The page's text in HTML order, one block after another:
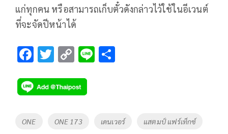
แก่ทุกคน หรือสามารถเก็บตั๋วดังกล่าวไว้ใช้ในอีเวนต์
ที่จะจัดปีหน้าได้
F
e
b
o
T
tt
er
C
p
y
Li
Li
Tags
ONE ONE 173 เดนเวอร์ แสตมป์ แฟร์เท็กซ์